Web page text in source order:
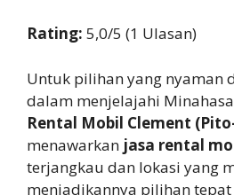
Rating: 5,0/5 (1 Ulasan)
Untuk pilihan yang nyaman
dalam menjelajahi
Rental Mobil Clement
menawarkan jasa rental
terjangkau dan lokasi yang
menjadikannya pilihan